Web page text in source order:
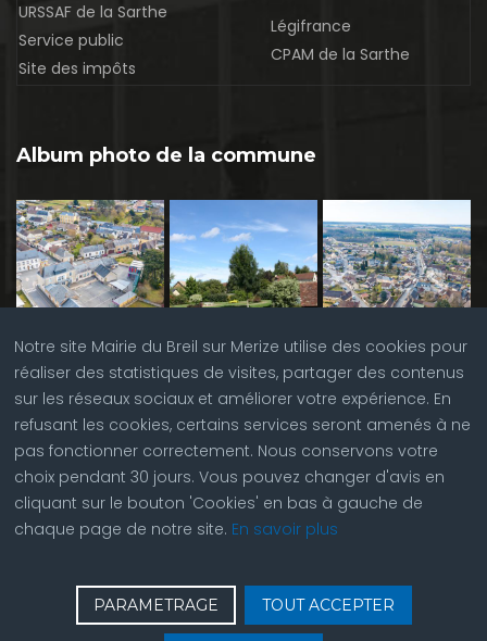
Notre site Mairie du Breil sur Merize utilise des cookies pour
réaliser des statistiques de visites, partager des contenus
sur les réseaux sociaux et améliorer votre expérience. En
refusant les cookies, certains services seront amenés à ne
pas fonctionner correctement. Nous conservons votre
choix pendant 30 jours. Vous pouvez changer d'avis en
cliquant sur le bouton 'Cookies' en bas à gauche de
chaque page de notre site. En savoir plus
PARAMETRAGE TOUT ACCEPTER
URSSAF de la Sarthe
Service public
Site des impôts
Légifrance
CPAM de la Sarthe
Album photo de la commune
Contactez nous | © Copyright 2023 |Plan du site|
Réalisation du site parABC Site Web| Seconnecter| Accès